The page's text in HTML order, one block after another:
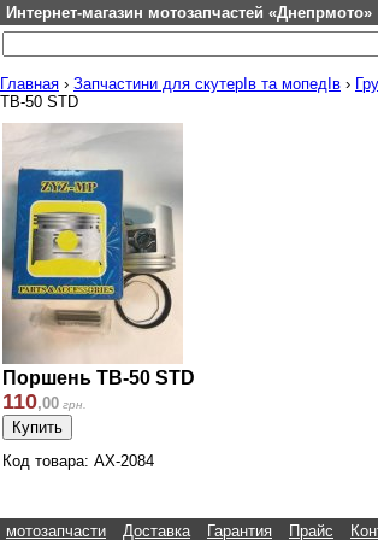
Интернет-магазин мотозапчастей «Днепрмото»
Главная › Запчастини для скутерІв та мопедІв ›
TB-50 STD
Поршень TB-50 STD
110,00 грн.
Код товара: AX-2084
мотозапчасти Доставка Гарантия Прайс